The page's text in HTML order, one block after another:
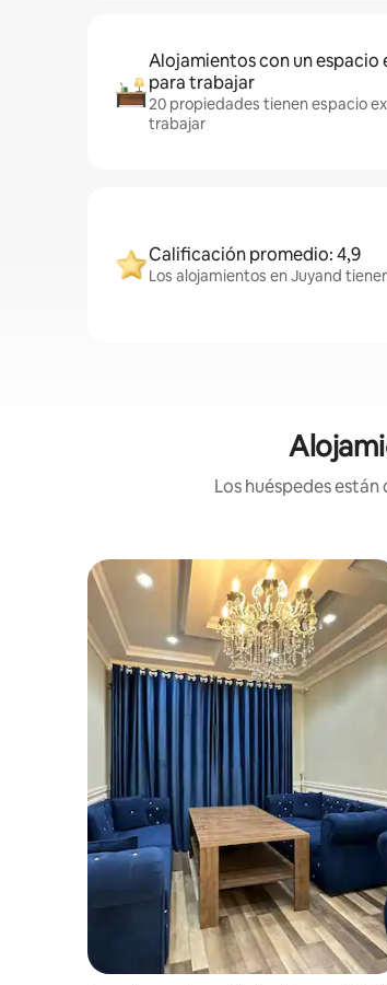
Alojamientos con un espacio
para trabajar
20 propiedades tienen espacio
trabajar
Calificación promedio: 4,9
Los alojamientos en Juyand
Los huéspedes